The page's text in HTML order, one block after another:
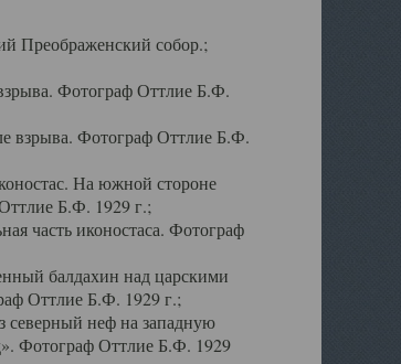
Преображенский собор.;
Фотограф Оттлие Б.Ф.
взрыва. Фотограф Оттлие Б.Ф.
На южной стороне
Б.Ф. 1929 г.;
часть иконостаса. Фотограф
балдахин над царскими
Оттлие Б.Ф. 1929 г.;
неф на западную
Фотограф Оттлие Б.Ф. 1929